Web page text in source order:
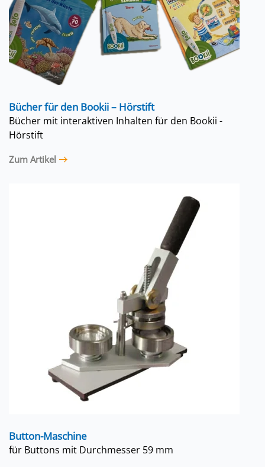
Bücher für den Bookii – Hörstift
Bücher mit interaktiven Inhalten für den Bookii -
Hörstift
Zum Artikel
Button-Maschine
für Buttons mit Durchmesser 59 mm